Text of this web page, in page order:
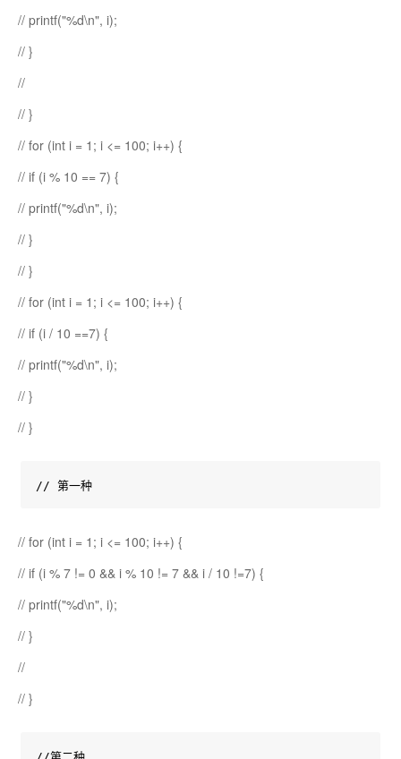
// printf("%d\n", i);
// }
//
// }
// for (int i = 1; i <= 100; i++) {
// if (i % 10 == 7) {
// printf("%d\n", i);
// }
// }
// for (int i = 1; i <= 100; i++) {
// if (i / 10 ==7) {
// printf("%d\n", i);
// }
// }
// 第一种
// for (int i = 1; i <= 100; i++) {
// if (i % 7 != 0 && i % 10 != 7 && i / 10 !=7) {
// printf("%d\n", i);
// }
//
// }